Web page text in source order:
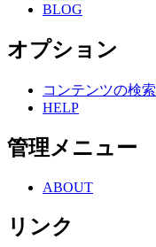
BLOG
オプション
コンテンツの検索
HELP
管理メニュー
ABOUT
リンク